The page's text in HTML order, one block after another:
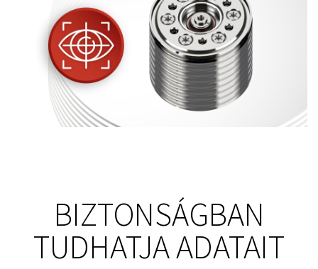
BIZTONSÁGBAN
TUDHATJA ADATAIT